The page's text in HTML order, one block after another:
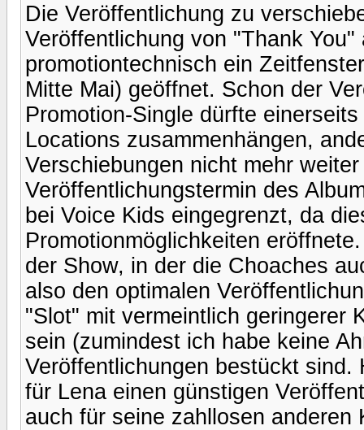
Die Veröffentlichung zu
Veröffentlichung von "Thank
promotiontechnisch ein
Mitte Mai) geöffnet. Schon der
Promotion-Single dürfte
Locations zusammenhängen,
Verschiebungen nicht mehr
Veröffentlichungstermin des
bei Voice Kids eingegrenzt, da
Promotionmöglichkeiten
der Show, in der die Choaches
also den optimalen
"Slot" mit vermeintlich geringerer
sein (zumindest ich habe keine
Veröffentlichungen bestückt
für Lena einen günstigen
auch für seine zahllosen anderen